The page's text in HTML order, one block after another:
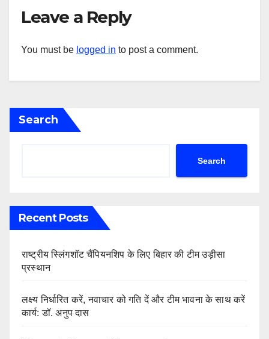
Leave a Reply
You must be logged in to post a comment.
Search
Search
Recent Posts
राष्ट्रीय स्लिंगशॉट चैंपियनशिप के लिए बिहार की टीम उड़ीसा
प्रस्थान
लक्ष्य निर्धारित करें, नवाचार को गति दें और टीम भावना के साथ करें
कार्य: डॉ. अनुप दास